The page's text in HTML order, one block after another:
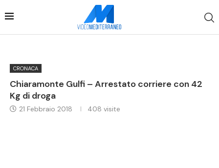
CRONACA
Chiaramonte Gulfi – Arrestato corriere con 42
Kg di droga
21 Febbraio 2018 408 visite